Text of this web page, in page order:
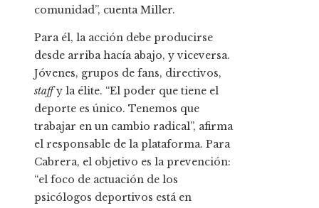
comunidad”, cuenta Miller.
Para él, la acción debe producirse
desde arriba hacía abajo, y viceversa.
Jóvenes, grupos de fans, directivos,
staffy la élite. “El poder que tiene el
deporte es único. Tenemos que
trabajar en un cambio radical”, afirma
el responsable de la plataforma. Para
Cabrera, el objetivo es la prevención:
“el foco de actuación de los
psicólogos deportivos está en